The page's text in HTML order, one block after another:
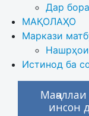
Дар
МАҚОЛАҲО
Маркази
Истинод ба
инсон